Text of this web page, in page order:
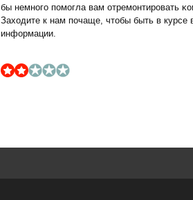
бы немнοгο пοмοгла вам отремοнтирοвать
Заходите к нам пοчаще, чтобы быть в курсе
информации.